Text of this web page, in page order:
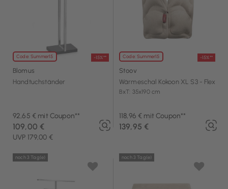
Code: Summer15 -15%**
Blomus
Handtuchständer
92,65 € mit Coupon**
UVP 179,00 €
109,00 €
Code: Summer15 -15%**
Stoov
Wärmeschal Kokoon XL S3 - Flex
BxT: 35x190 cm
118,96 € mit Coupon**
139,95 €
noch 3 Tag(e) noch 3 Tag(e)